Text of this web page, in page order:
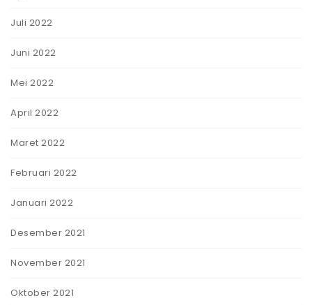
Juli 2022
Juni 2022
Mei 2022
April 2022
Maret 2022
Februari 2022
Januari 2022
Desember 2021
November 2021
Oktober 2021